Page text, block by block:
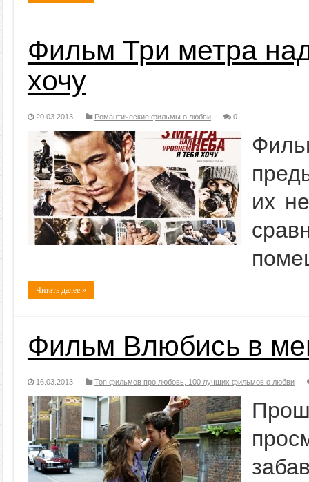
Фильм Три метра
хочу
20.03.2013 Романтические фильмы о любви 0
их
Читать далее »
Фильм Влюбись в
16.03.2013 Топ фильмов про любовь, 100 лучших фильмов о любви